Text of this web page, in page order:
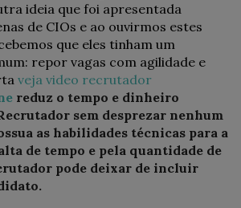
ideia que foi apresentada
de CIOs e ao ouvirmos estes
que eles tinham um
repor vagas com agilidade e
veja video recrutador
reduz o tempo e dinheiro
sem desprezar nenhum
as habilidades técnicas para a
de tempo e pela quantidade de
pode deixar de incluir